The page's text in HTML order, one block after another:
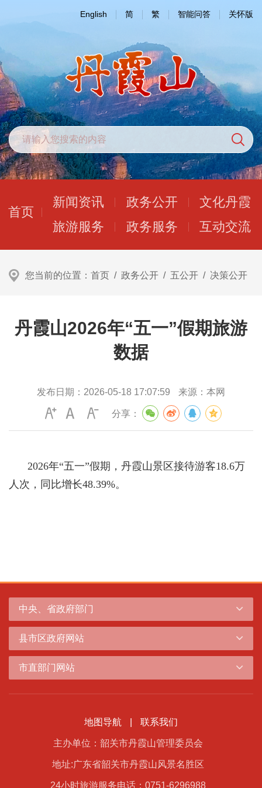
English 简 繁 智能问答 关怀版
首页
新闻资讯 政务公开
文化丹霞
旅游服务
政务服务 互动交流
您当前的位置： 首页 / 政务公开 / 五公开 / 决策公开
丹霞山2026年“五一”假期旅游
数据
发布日期： 2026-05-18 17:07:59 来源： 本网
分享：
2026年“五一”假期，丹霞山景区接待游客18.6万
人次，同比增长48.39%。
中央、省政府部门
县市区政府网站
市直部门网站
地图导航 联系我们
主办单位：韶关市丹霞山管理委员会
地址:广东省韶关市丹霞山风景名胜区
24小时旅游服务电话：0751-6296988